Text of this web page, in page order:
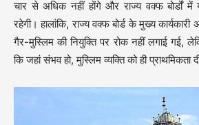
चार से अधिक नहीं होंगे और राज्य वक्फ बोर्डों
रहेगी। हालांकि, राज्य वक्फ बोर्ड के मुख्य
गैर-मुस्लिम की नियुक्ति पर रोक नहीं लगाई गई,
कि जहां संभव हो, मुस्लिम व्यक्ति को ही प्राथमिकता